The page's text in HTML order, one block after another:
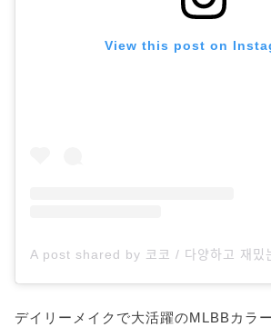
View this post on
デイリーメイクで大活躍のMLBBカラ